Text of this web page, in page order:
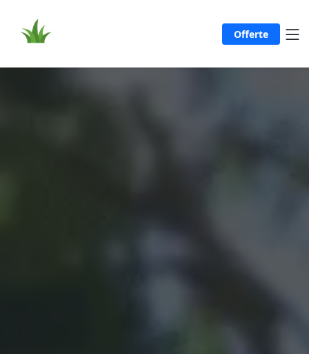
Offerte